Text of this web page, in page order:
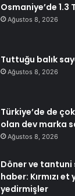
Osmaniye’de 1.3
Ağustos 8, 2026
Tuttuğu balık
Ağustos 8, 2026
Türkiye’de de
olan dev marka
Ağustos 8, 2026
Döner ve tantuni
haber: Kırmızı
yedirmişler